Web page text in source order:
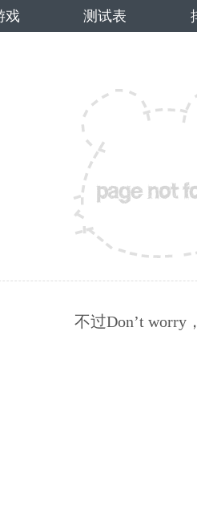
戏 测试表
不过Don’t worry